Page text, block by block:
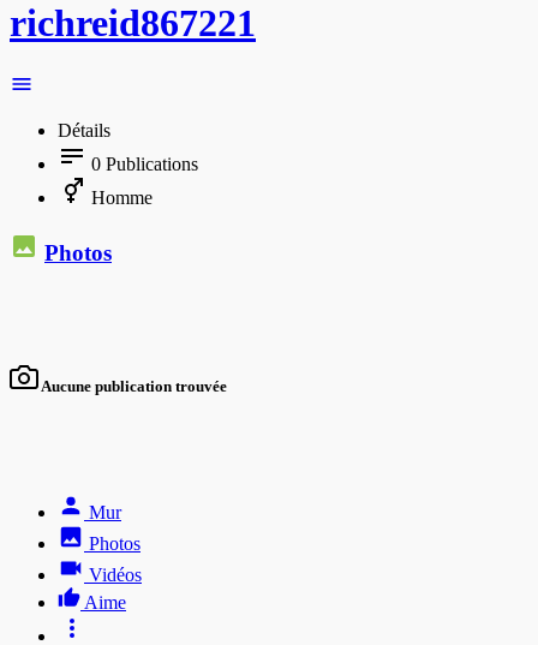
richreid867221
Détails
0 Publications
Homme
Photos
Aucune publication trouvée
Mur
Photos
Vidéos
Aime